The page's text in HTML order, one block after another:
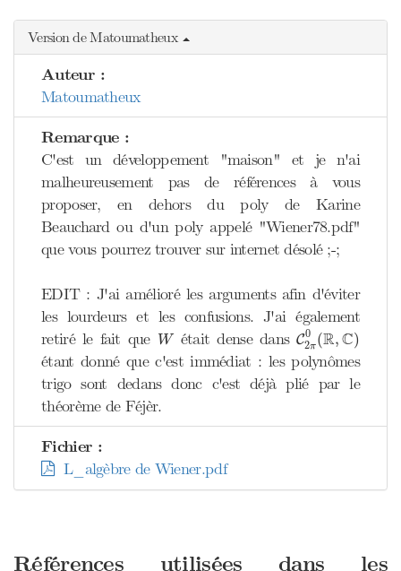
Version de Matoumatheux
Auteur :
Matoumatheux
Remarque :
C'est un développement "maison" et je n'ai
malheureusement pas de références à vous
proposer, en dehors du poly de Karine
Beauchard ou d'un poly appelé "Wiener78.pdf"
que vous pourrez trouver sur internet désolé ;-;
EDIT : J'ai amélioré les arguments afin d'éviter
les lourdeurs et les confusions. J'ai également
retiré le fait que W
Wétait dense dansC0
2π(R,C)
C2 π0 R,C
étant donné que c'est immédiat : les polynômes
trigo sont dedans donc c'est déjà plié par le
théorème de Féjèr.
Fichier :
L_algèbre de Wiener.pdf
Références utilisées dans les